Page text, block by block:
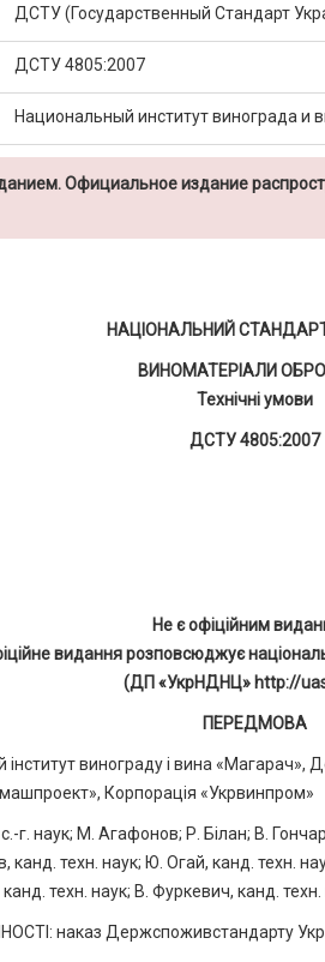
ДСТУ (Государственный Стандарт
ДСТУ 4805:2007
Национальный институт винограда и
Официальное издание
НАЦІОНАЛЬНИЙ
ВИНОМАТЕРІАЛИ
Технічні умови
ДСТУ 4805:2007
Не є офіційним
видання розповсюджує
(ДП «УкрНДНЦ» http://
ПЕРЕДМОВА
винограду і вина «Магарач»,
Корпорація «Укрвинпром»
г. наук; М. Агафонов; Р. Білан; В.
канд. техн. наук; Ю. Огай, канд. техн.
техн. наук; В. Фуркевич, канд.
наказ Держспоживстандарту